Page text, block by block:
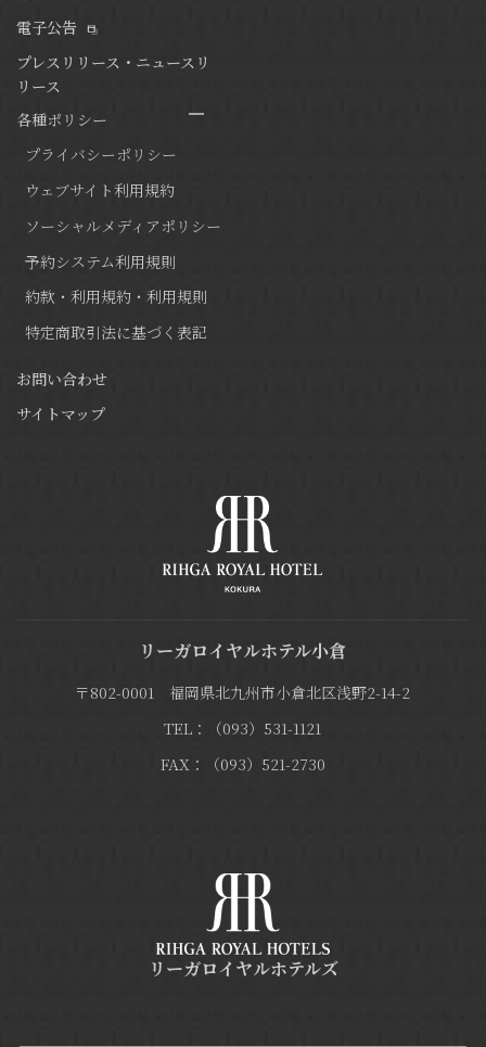
電子公告
プレスリリース・ニュースリ
リース
各種ポリシー
プライバシーポリシー
ウェブサイト利用規約
ソーシャルメディアポリシー
予約システム利用規則
約款・利用規約・利用規則
特定商取引法に基づく表記
お問い合わせ
サイトマップ
リーガロイヤルホテル小倉
〒802-0001 福岡県北九州市小倉北区浅野2-14-2
TEL：（093）531-1121
FAX：（093）521-2730
リーガロイヤルホテルズ